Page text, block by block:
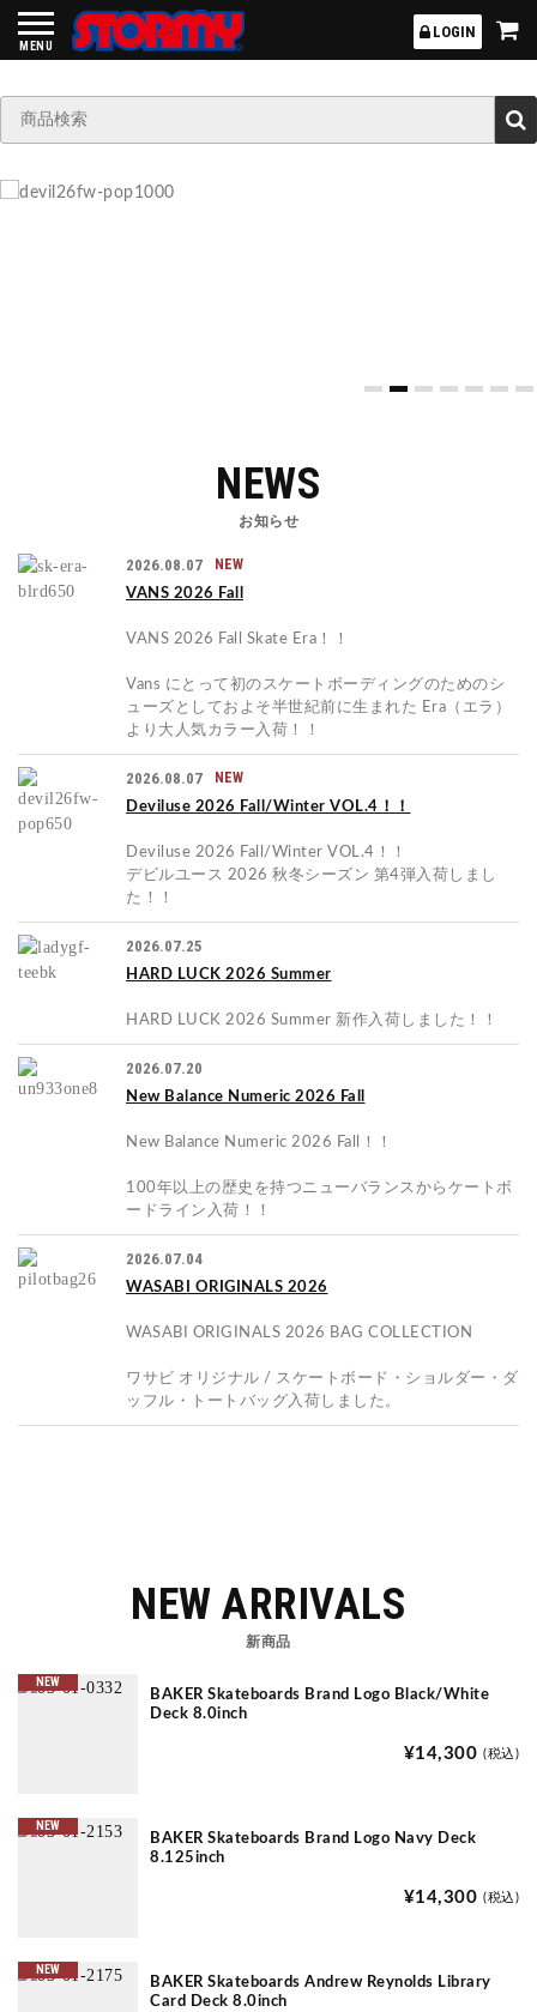
MENU STORMY LOGIN
NEWS
お知らせ
2026.08.07 NEW
VANS 2026 Fall
VANS 2026 Fall Skate Era！！
Vans にとって初のスケートボーディングのためのシ
ューズとしておよそ半世紀前に生まれた Era（エラ）
より大人気カラー入荷！！
2026.08.07 NEW
Deviluse 2026 Fall/Winter VOL.4！！
Deviluse 2026 Fall/Winter VOL.4！！
デビルユース 2026 秋冬シーズン 第4弾入荷しまし
た！！
2026.07.25
HARD LUCK 2026 Summer
HARD LUCK 2026 Summer 新作入荷しました！！
2026.07.20
New Balance Numeric 2026 Fall
New Balance Numeric 2026 Fall！！
100年以上の歴史を持つニューバランスからケートボ
ードライン入荷！！
2026.07.04
WASABI ORIGINALS 2026
WASABI ORIGINALS 2026 BAG COLLECTION
ワサビ オリジナル / スケートボード・ショルダー・ダ
ッフル・トートバッグ入荷しました。
NEW ARRIVALS
新商品
NEW
BAKER Skateboards Brand Logo Black/White
Deck 8.0inch
¥14,300 (税込)
NEW
BAKER Skateboards Brand Logo Navy Deck
8.125inch
¥14,300 (税込)
NEW
BAKER Skateboards Andrew Reynolds Library
Card Deck 8.0inch